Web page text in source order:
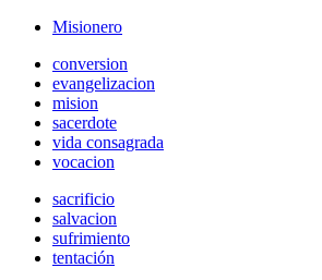
Misionero
conversion
evangelizacion
mision
sacerdote
vida consagrada
vocacion
sacrificio
salvacion
sufrimiento
tentación